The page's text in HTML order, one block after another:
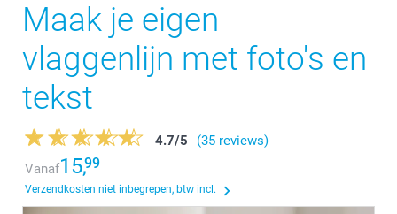
Maak je eigen
vlaggenlijn met foto's en
tekst
4.7/5
(35 reviews)
Vanaf15,99
Verzendkosten niet inbegrepen, btw incl.